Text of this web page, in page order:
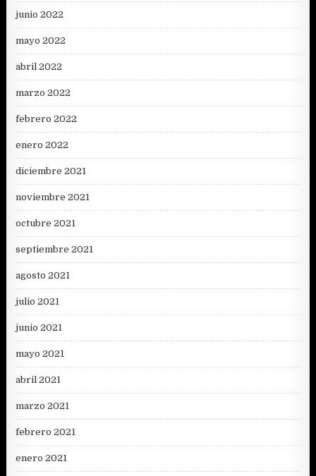
junio 2022
mayo 2022
abril 2022
marzo 2022
febrero 2022
enero 2022
diciembre 2021
noviembre 2021
octubre 2021
septiembre 2021
agosto 2021
julio 2021
junio 2021
mayo 2021
abril 2021
marzo 2021
febrero 2021
enero 2021